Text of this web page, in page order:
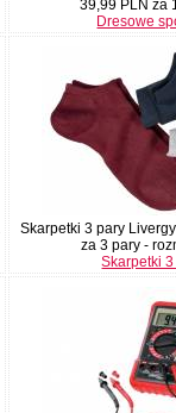
39,99 PLN za
Dresowe
Skarpetki 3 pary
za 3 pary -
Skarpetki